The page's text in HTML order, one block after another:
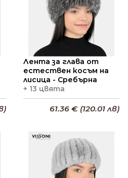
Лента за глава от
естествен косъм на
лисица - Сребърна
+ 13 цвята
Добави в кошницата
61.36 € (120.01 лв)